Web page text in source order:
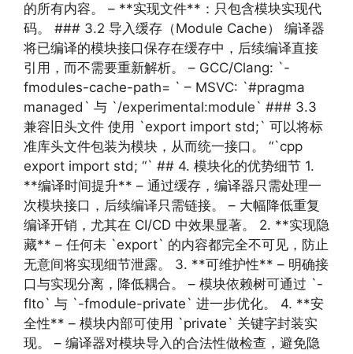
的所有内容。 – **实现文件**：只包含模块实现代
码。 ### 3.2 导入缓存（Module Cache） 编译器
将已编译的模块接口保存在缓存中，后续编译直接
引用，而不需要重新解析。 – GCC/Clang: `-
fmodules-cache-path= ` – MSVC: `#pragma
managed` 与 `/experimental:module` ### 3.3
兼容旧头文件 使用 `export import std;` 可以将标
准库头文件包装为模块，从而统一接口。 “`cpp
export import std; “` ## 4. 模块化的优势细节 1.
**编译时间提升** – 通过缓存，编译器只需处理一
次模块接口，后续编译只需链接。 – 大幅降低重复
编译开销，尤其在 CI/CD 中效果显著。 2. **实现隐
藏** – 任何未 `export` 的内容都完全不可见，防止
无意间将实现细节泄露。 3. **可维护性** – 明确接
口与实现分离，降低耦合。 – 模块依赖树可通过 `-
flto` 与 `-fmodule-private` 进一步优化。 4. **安
全性** – 模块内部可使用 `private` 关键字封装实
现。 – 编译器对模块导入的合法性做检查，避免隐